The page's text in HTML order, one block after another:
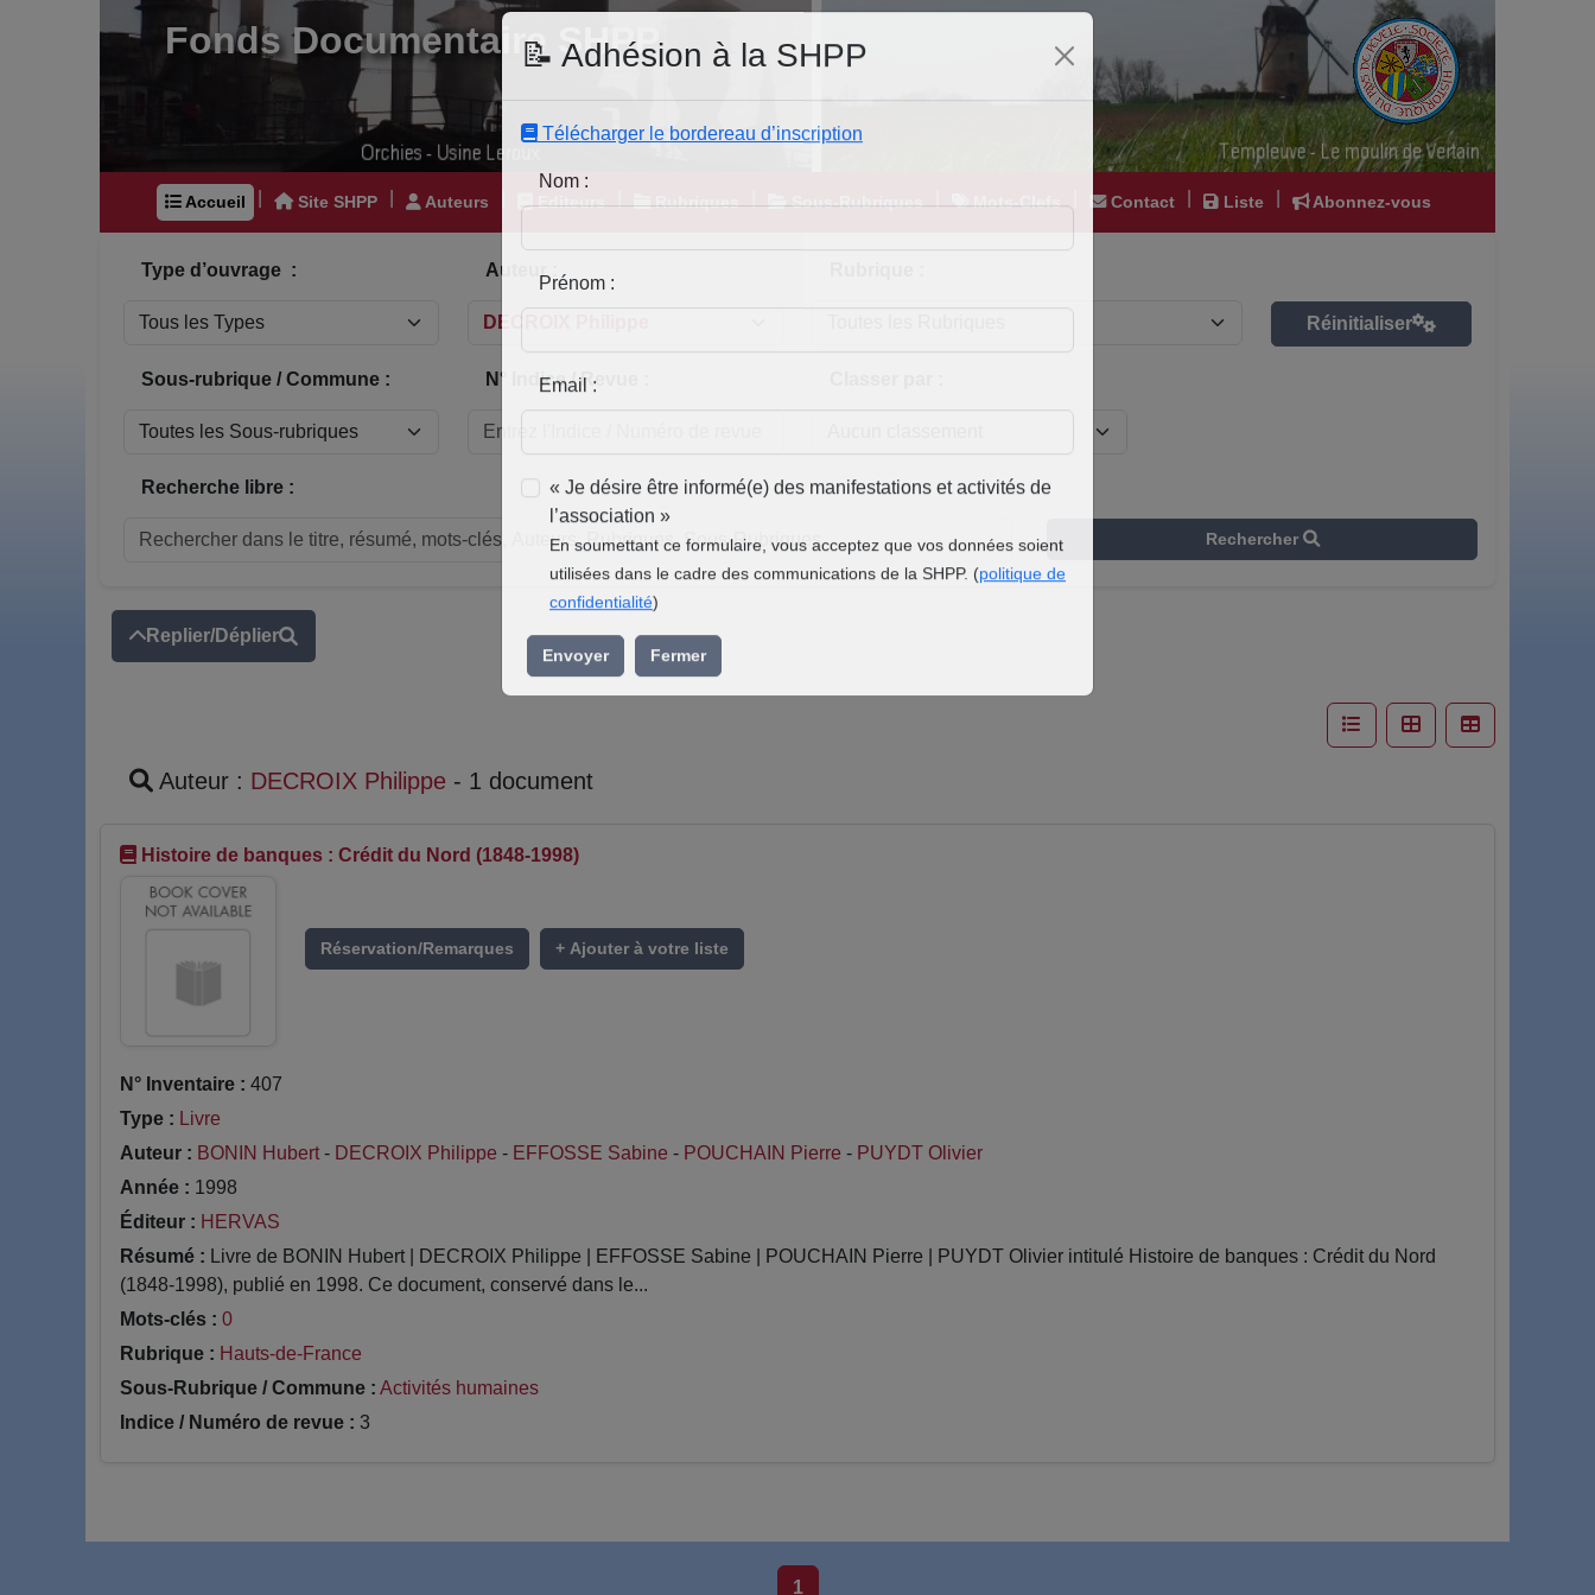
Fonds Documentaire SHPP
Accueil Site SHPP Auteurs Editeurs Rubriques Sous-Rubriques Mots-Clefs Contact Liste Abonnez-vous
Type d’ouvrage : Auteur :
Réinitialiser
Sous-rubrique / Commune : N° Indice / Revue :
Recherche libre :
Rechercher
Replier/Déplier
Auteur : DECROIX Philippe - 1 document
Histoire de banques : Crédit du Nord (1848-1998)
Réservation/Remarques + Ajouter à votre liste
N° Inventaire : 407
Type : Livre
Auteur : BONIN Hubert - DECROIX Philippe - EFFOSSE Sabine - POUCHAIN Pierre - PUYDT Olivier
Année : 1998
Éditeur : HERVAS
Résumé : Livre de BONIN Hubert | DECROIX Philippe | EFFOSSE Sabine | POUCHAIN Pierre | PUYDT Olivier intitulé Histoire de banques : Crédit du Nord
(1848-1998), publié en 1998. Ce document, conservé dans le...
Mots-clés : 0
Rubrique : Hauts-de-France
Sous-Rubrique / Commune : Activités humaines
Indice / Numéro de revue : 3
1
📝 Adhésion à la SHPP
Nom :
Prénom :
Email :
« Je désire être informé(e) des manifestations et activités de
l’association »
En soumettant ce formulaire, vous acceptez que vos données soient
utilisées dans le cadre des communications de la SHPP. (
Envoyer Fermer